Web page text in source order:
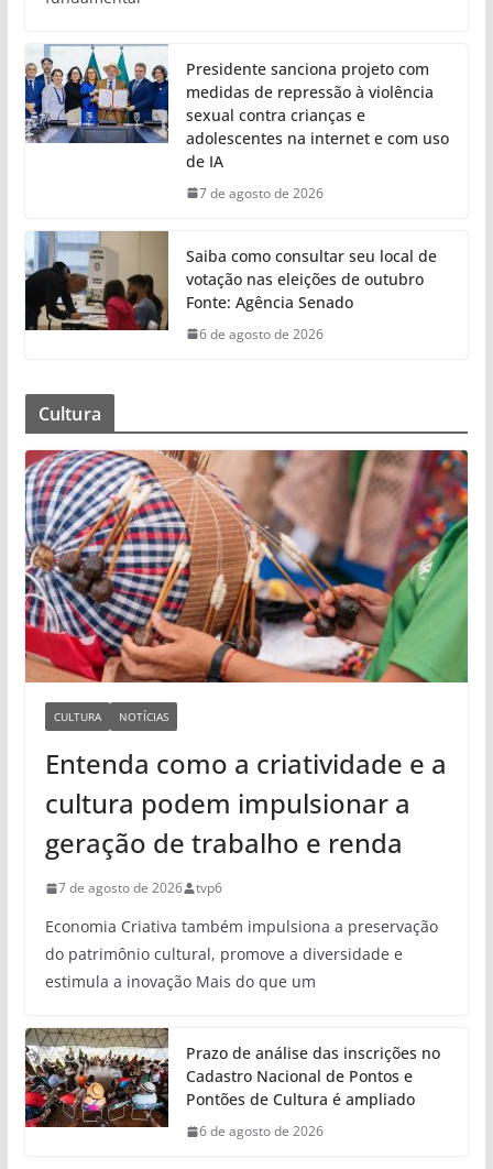
Presidente sanciona projeto com
medidas de repressão à violência
sexual contra crianças e
adolescentes na internet e com uso
de IA
7 de agosto de 2026
Saiba como consultar seu local de
votação nas eleições de outubro
Fonte: Agência Senado
6 de agosto de 2026
Cultura
CULTURA NOTÍCIAS
Entenda como a criatividade e a
cultura podem impulsionar a
geração de trabalho e renda
7 de agosto de 2026 tvp6
Economia Criativa também impulsiona a preservação
do patrimônio cultural, promove a diversidade e
estimula a inovação Mais do que um
Prazo de análise das inscrições no
Cadastro Nacional de Pontos e
Pontões de Cultura é ampliado
6 de agosto de 2026